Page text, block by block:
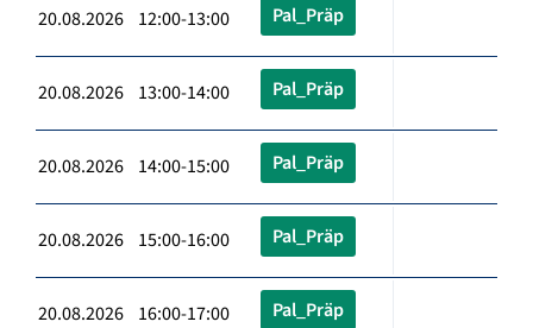
20.08.2026 12:00-13:00 Pal_Präp
20.08.2026 13:00-14:00 Pal_Präp
20.08.2026 14:00-15:00 Pal_Präp
20.08.2026 15:00-16:00 Pal_Präp
20.08.2026 16:00-17:00 Pal_Präp